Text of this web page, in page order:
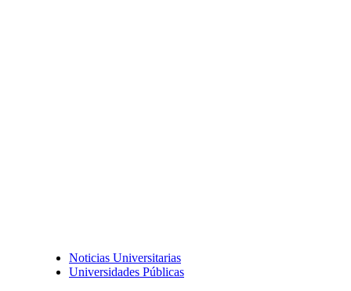
Noticias Universitarias
Universidades Públicas